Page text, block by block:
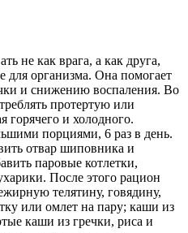
не как врага, а как друга,
для организма. Она помогает
и снижению воспаления. Во
протертую или
горячего и холодного.
порциями, 6 раз в день.
отвар шиповника и
паровые котлетки,
После этого рацион
телятину, говядину,
или омлет на пару; каши из
каши из гречки, риса и